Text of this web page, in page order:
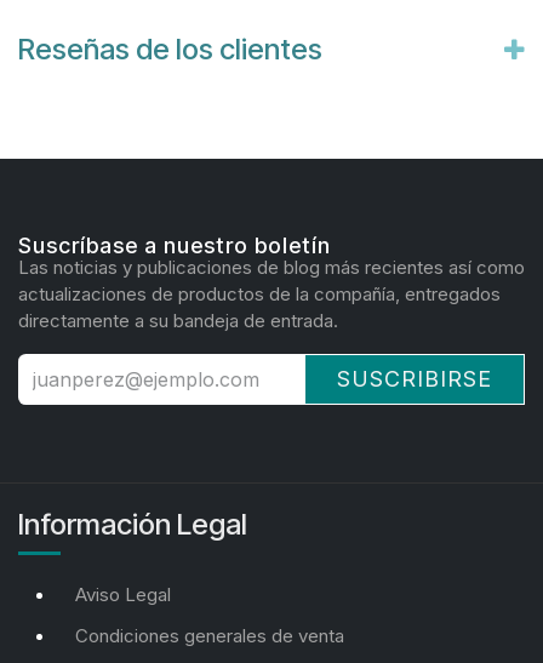
Reseñas de los clientes
Suscríbase a nuestro boletín
Las noticias y publicaciones de blog más recientes así como
actualizaciones de productos de la compañía, entregados
directamente a su bandeja de entrada.
SUSCRIBIRSE
Información Legal
Aviso Legal
Condiciones generales de venta